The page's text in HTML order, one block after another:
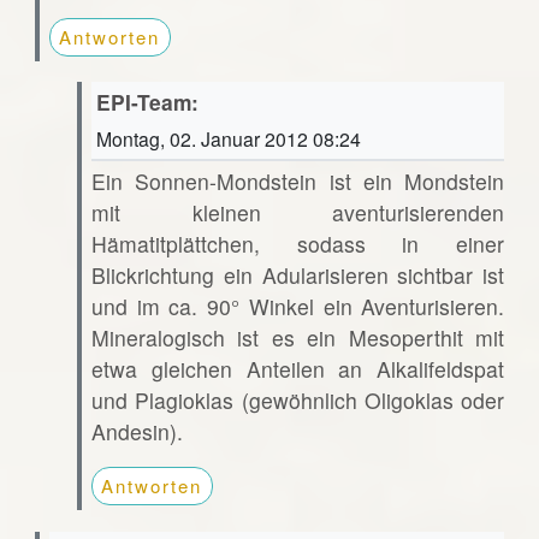
Antworten
EPI-Team:
Montag, 02. Januar 2012 08:24
Ein Sonnen-Mondstein ist ein Mondstein
mit kleinen aventurisierenden
Hämatitplättchen, sodass in einer
Blickrichtung ein Adularisieren sichtbar ist
und im ca. 90° Winkel ein Aventurisieren.
Mineralogisch ist es ein Mesoperthit mit
etwa gleichen Anteilen an Alkalifeldspat
und Plagioklas (gewöhnlich Oligoklas oder
Andesin).
Antworten